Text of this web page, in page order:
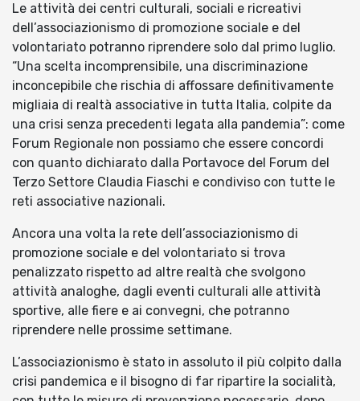
Le attività dei centri culturali, sociali e ricreativi
dell’associazionismo di promozione sociale e del
volontariato potranno riprendere solo dal primo luglio.
“Una scelta incomprensibile, una discriminazione
inconcepibile che rischia di affossare definitivamente
migliaia di realtà associative in tutta Italia, colpite da
una crisi senza precedenti legata alla pandemia”: come
Forum Regionale non possiamo che essere concordi
con quanto dichiarato dalla Portavoce del Forum del
Terzo Settore Claudia Fiaschi e condiviso con tutte le
reti associative nazionali.
Ancora una volta la rete dell’associazionismo di
promozione sociale e del volontariato si trova
penalizzato rispetto ad altre realtà che svolgono
attività analoghe, dagli eventi culturali alle attività
sportive, alle fiere e ai convegni, che potranno
riprendere nelle prossime settimane.
L’associazionismo è stato in assoluto il più colpito dalla
crisi pandemica e il bisogno di far ripartire la socialità,